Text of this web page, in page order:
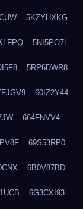
5KZYHXKG
5NI5PO7L
5RP6DWR8
60IZ2Y44
664FNVV4
69S53RP0
6B0V87BD
6G3CXI93